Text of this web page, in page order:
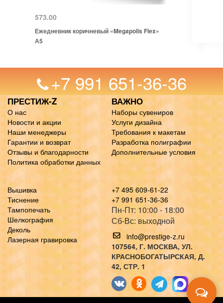
573.00
Ежедневник коричневый «Megapolis Flex»
А5
+7 991 651-36-36
ПРЕСТИЖ-Z
О нас
Новости и акции
Наши менеджеры
Гарантии и возврат
Отзывы и благодарности
Политика обработки данных
ВАЖНО
Наборы сувениров
Услуги дизайна
Требования к макетам
Разработка полиграфии
Дополнительные условия
Вышивка
Тиснение
Тампопечать
Шелкография
Деколь
Лазерная гравировка
+7 495 609-61-22
+7 991 651-36-36
Пн-Пт: 10:00 - 18:00
Сб-Вс: выходной
info@prestige-z.ru
107564, Г. МОСКВА, УЛ.
КРАСНОБОГАТЫРСКАЯ, Д.
42, СТР. 1